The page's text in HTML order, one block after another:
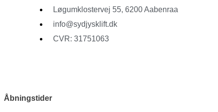
Løgumklostervej 55, 6200 Aabenraa
info@sydjysklift.dk
CVR: 31751063
Åbningstider